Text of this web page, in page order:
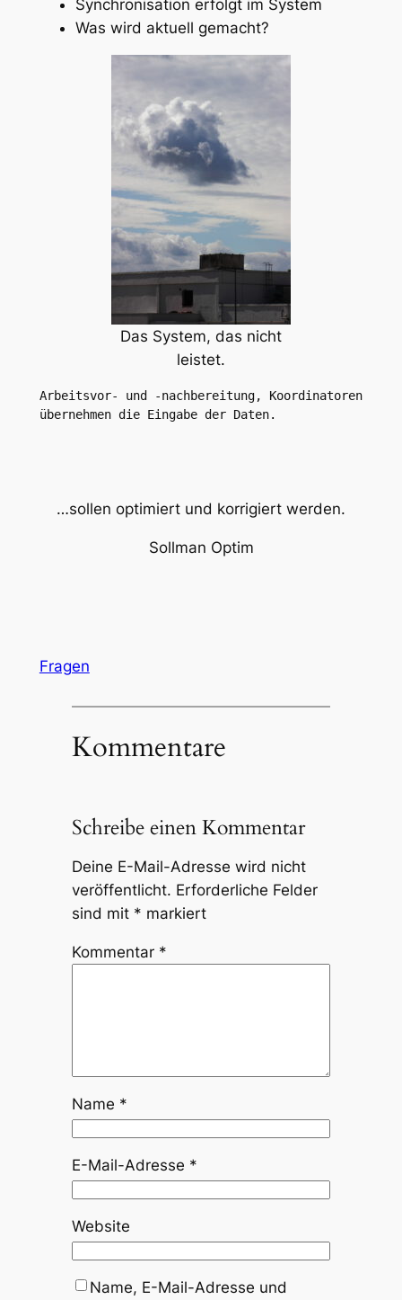
Synchronisation erfolgt im System
Was wird aktuell gemacht?
Das System, das nicht
leistet.
Arbeitsvor- und -nachbereitung, Koordinatoren
übernehmen die Eingabe der Daten.
…sollen optimiert und korrigiert werden.
Sollman Optim
Fragen
Kommentare
Schreibe einen Kommentar
Deine E-Mail-Adresse wird nicht
veröffentlicht. Erforderliche Felder
sind mit * markiert
Kommentar *
Name *
E-Mail-Adresse *
Website
Name, E-Mail-Adresse und